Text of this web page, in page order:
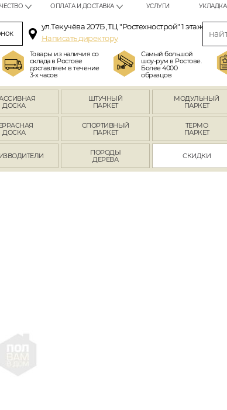
ОПЛАТА И ДОСТАВКА УСЛУГИ УКЛАДКА
ул.Текучёва 207Б ,ТЦ "Ростехнострой" 1 этаж
Написать директору
Товары из наличия со
склада в Ростове
доставляем в течение
3-х часов
Самый большой
шоу-рум в Ростове.
Более 4000
образцов
ДОСКА
ШТУЧНЫЙ
ПАРКЕТ
МОДУЛЬНЫЙ
ПАРКЕТ
ДОСКА
СПОРТИВНЫЙ
ПАРКЕТ
ТЕРМО
ПАРКЕТ
ПОРОДЫ
ДЕРЕВА
СКИДКИ